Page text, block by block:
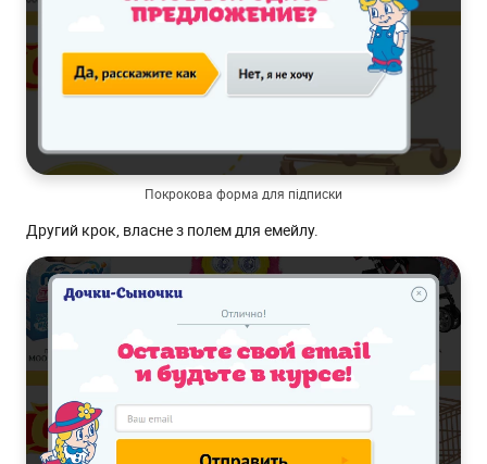
Покрокова форма для підписки
Другий крок, власне з полем для емейлу.